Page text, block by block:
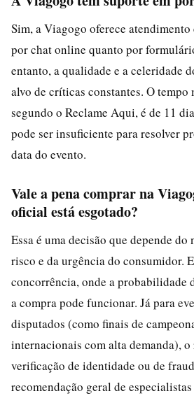
Sim, a Viagogo oferece
por chat online quanto por
entanto, a qualidade e a celeridade
alvo de críticas constantes. O tempo
segundo o Reclame Aqui, é de 11
pode ser insuficiente para resolver
data do evento.
Vale a pena comprar na
oficial está esgotado?
Essa é uma decisão que depende
risco e da urgência do consumidor.
concorrência, onde a probabilidade
a compra pode funcionar. Já para
disputados (como finais de
internacionais com alta demanda),
verificação de identidade ou de
recomendação geral de